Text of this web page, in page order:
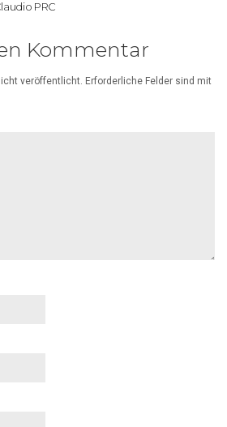
PRC
Kommentar
veröffentlicht. Erforderliche Felder sind mit